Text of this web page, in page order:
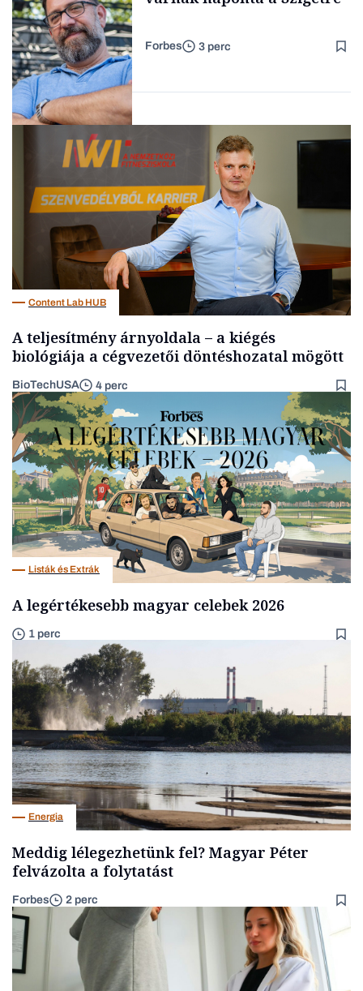
Forbes-sztori
Forbes 3 perc
Content Lab HUB
A teljesítmény árnyoldala – a kiégés
biológiája a cégvezetői döntéshozatal mögött
BioTechUSA 4 perc
Listák és Extrák
A legértékesebb magyar celebek 2026
1 perc
Energia
Meddig lélegezhetünk fel? Magyar Péter
felvázolta a folytatást
Forbes 2 perc